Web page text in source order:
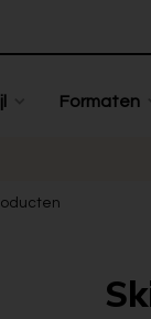
Formaten